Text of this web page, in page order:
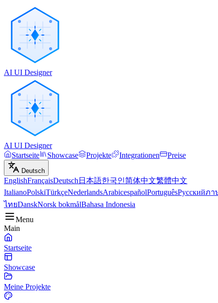
AI UI Designer
AI UI Designer
Startseite
Showcase Projekte Integrationen Preise
Deutsch
EnglishFrançaisDeutsch 日本語한국인简体中文繁體中文
ItalianoPolskiTürkçeNederlandsArabicespañolPortuguêsРусскийภา
ไทยDanskNorsk bokmålBahasa Indonesia
Menu
Main
Startseite
Showcase
Meine Projekte